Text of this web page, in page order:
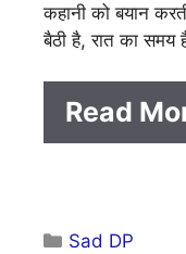
कहानी को बयान
बैठी है, रात का
Read
Categories
Sad DP